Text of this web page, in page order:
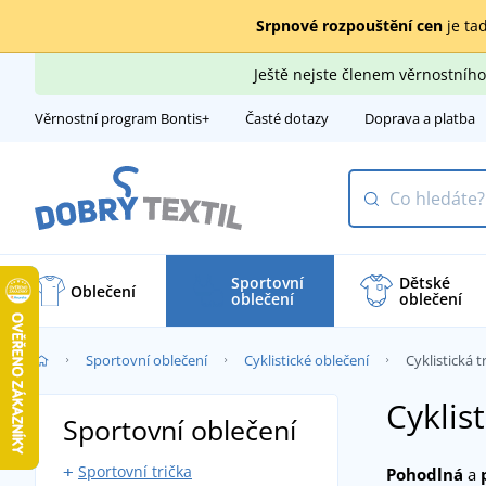
Srpnové rozpouštění cenje
Ještě nejste členem
Věrnostní program Bontis+ Časté dotazy Doprava a platba
Oblečení Sportovní
oblečení
Dětské
oblečení
Sportovní oblečení Cyklistické oblečení Cyklistická
Pohodlná a
Sportovní oblečení
Sportovní trička